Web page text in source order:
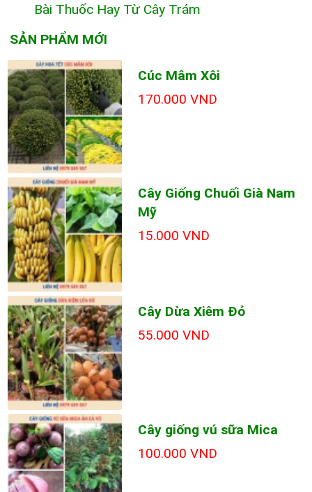
Bài Thuốc Hay Từ Cây Trám
SẢN PHẨM MỚI
Cúc Mâm Xôi
170.000 VND
Cây Giống Chuối Già Nam
Mỹ
15.000 VND
Cây Dừa Xiêm Đỏ
55.000 VND
Cây giống vú sữa Mica
100.000 VND